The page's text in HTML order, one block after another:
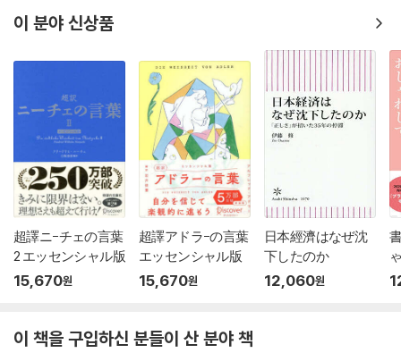
이 분야 신상품
超譯ニ-チェの言葉
2 エッセンシャル版
15,670원
超譯アドラ-の言葉
エッセンシャル版
15,670원
日本經濟はなぜ沈
下したのか
12,060원
이 책을 구입하신 분들이 산 분야 책